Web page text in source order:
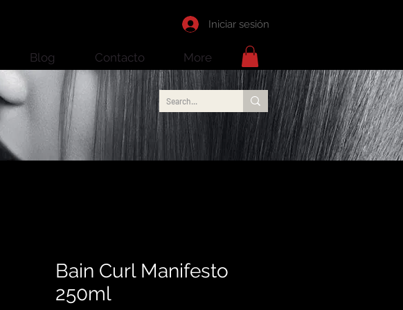
Iniciar sesión
Blog Contacto More
Bain Curl Manifesto
250ml